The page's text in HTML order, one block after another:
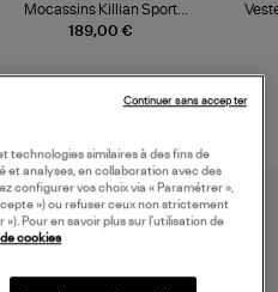
189,00 €
Mocassins Killian Sport
Mousse
technologies similaires à des fins de
et analyses, en collaboration avec des
configurer vos choix via « Paramétrer »,
») ou refuser ceux non strictement
Pour en savoir plus sur l’utilisation de
cookies
Continuer sans accepter